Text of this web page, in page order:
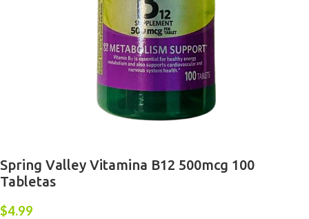
Spring Valley Vitamina B12 500mcg 100
Tabletas
$4.99